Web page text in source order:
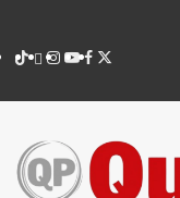
contenido
TikTok
threads
Instagram
Youtube
Facebook
X